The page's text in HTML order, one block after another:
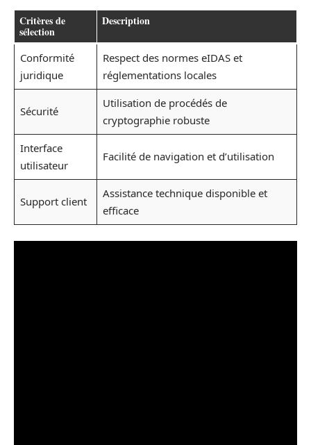
Critères de
sélection
Description
Conformité
juridique
Respect des normes eIDAS et
réglementations locales
Sécurité
Utilisation de procédés de
cryptographie robuste
Interface
utilisateur
Facilité de navigation et d’utilisation
Support client
Assistance technique disponible et
efficace